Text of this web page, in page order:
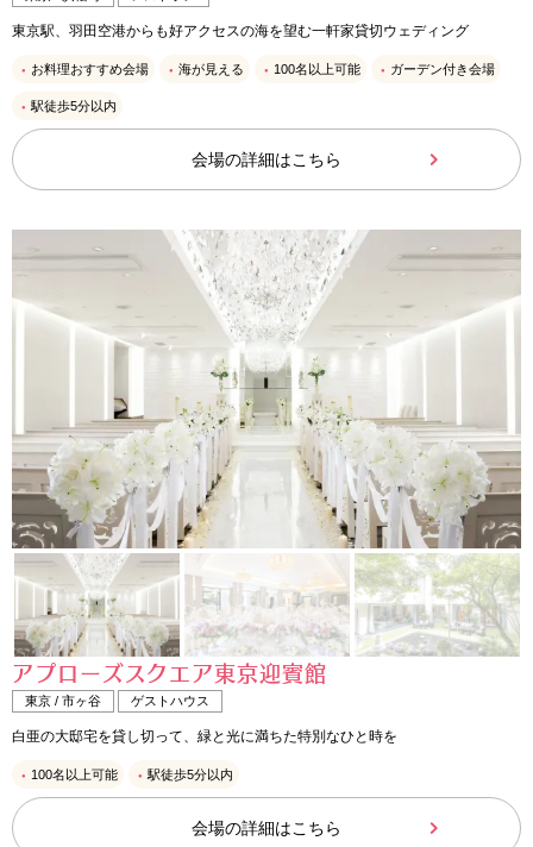
東京駅、羽田空港からも好アクセスの海を望む一軒家貸切ウェディング
お料理おすすめ会場 海が見える 100名以上可能 ガーデン付き会場
駅徒歩5分以内
会場の詳細はこちら
アプローズスクエア東京迎賓館
東京 / 市ヶ谷 ゲストハウス
白亜の大邸宅を貸し切って、緑と光に満ちた特別なひと時を
100名以上可能 駅徒歩5分以内
会場の詳細はこちら